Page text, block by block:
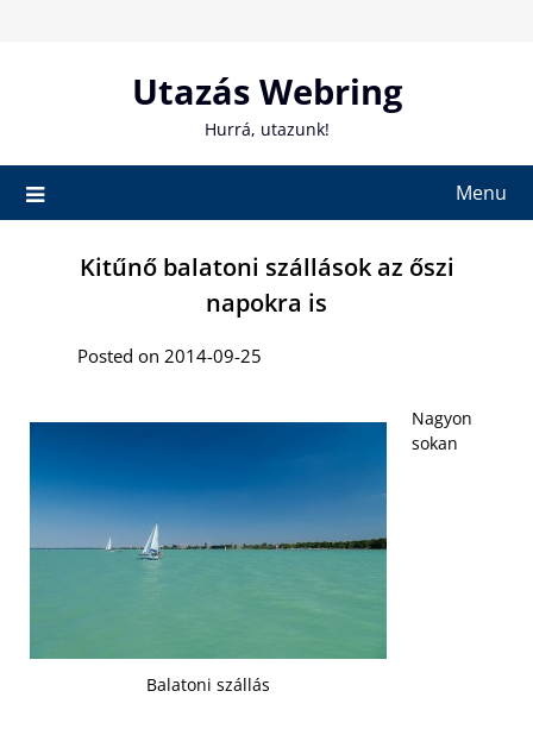
Utazás Webring
Hurrá, utazunk!
Menu
Kitűnő balatoni szállások az őszi
napokra is
Posted on 2014-09-25
Balatoni szállás
Nagyon
sokan